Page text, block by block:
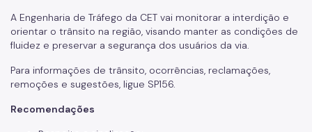
A Engenharia de Tráfego da CET vai monitorar a interdição e
orientar o trânsito na região, visando manter as condições de
fluidez e preservar a segurança dos usuários da via.
Para informações de trânsito, ocorrências, reclamações,
remoções e sugestões, ligue SP156.
Recomendações